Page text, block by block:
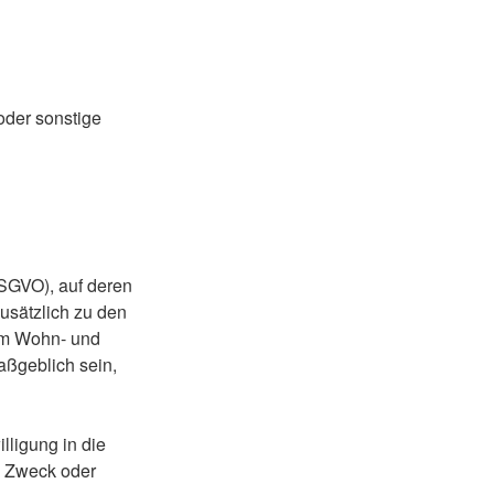
sonstige
auf deren
zu den
Wohn- und
sein,
in die
oder